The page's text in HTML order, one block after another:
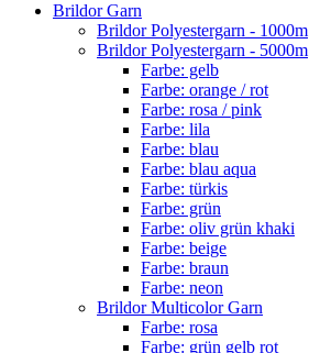
Brildor Garn
Brildor Polyestergarn - 1000m
Brildor Polyestergarn - 5000m
Farbe: gelb
Farbe: orange / rot
Farbe: rosa / pink
Farbe: lila
Farbe: blau
Farbe: blau aqua
Farbe: türkis
Farbe: grün
Farbe: oliv grün khaki
Farbe: beige
Farbe: braun
Farbe: neon
Brildor Multicolor Garn
Farbe: rosa
Farbe: grün gelb rot